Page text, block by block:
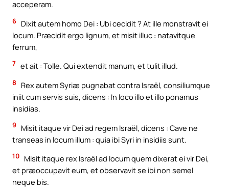
acceperam.
6 Dixit autem homo Dei : Ubi cecidit ? At ille monstravit ei
locum. Præcidit ergo lignum, et misit illuc : natavitque
ferrum,
7 et ait : Tolle. Qui extendit manum, et tulit illud.
8
Rex autem Syriæ pugnabat contra Israël, consiliumque
iniit cum servis suis, dicens : In loco illo et illo ponamus
insidias.
9
Misit itaque vir Dei ad regem Israël, dicens : Cave ne
transeas in locum illum : quia ibi Syri in insidiis sunt.
10 Misit itaque rex Israël ad locum quem dixerat ei vir Dei,
et præoccupavit eum, et observavit se ibi non semel
neque bis.